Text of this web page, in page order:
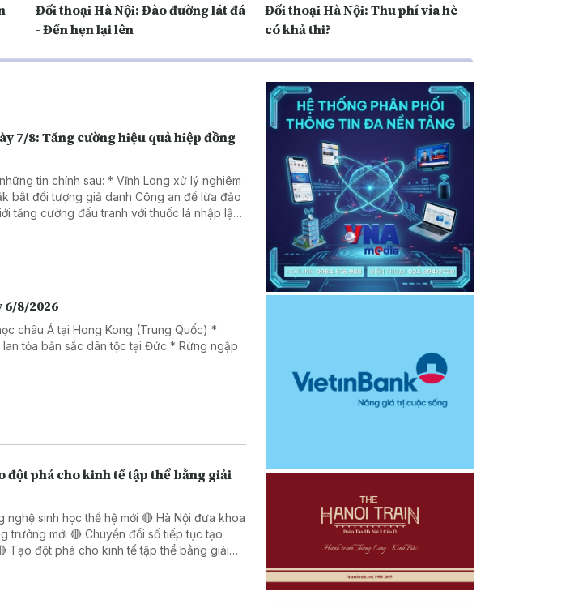
Đối thoại Hà Nội: Đào đường lát đá
- Đến hẹn lại lên
Đối thoại Hà Nội: Thu phí vỉa hè
có khả thi?
7/8: Tăng cường hiệu quả hiệp đồng
tin chính sau: * Vĩnh Long xử lý nghiêm
bắt đối tượng giả danh Công an để lừa đảo
6/8/2026
châu Á tại Hong Kong (Trung Quốc) *
tỏa bản sắc dân tộc tại Đức * Rừng ngập
đột phá cho kinh tế tập thể bằng giải
nghệ sinh học thế hệ mới 🔴 Hà Nội đưa khoa
trưởng mới 🔴 Chuyển đổi số tiếp tục tạo